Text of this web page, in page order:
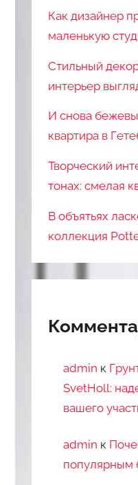
Как дизайнер
маленькую
Стильный
интерьер
И снова
квартира в
Творческий
тонах: смелая
В объятьях
коллекция
admin к
SvetHoll:
вашего
admin к
популярным